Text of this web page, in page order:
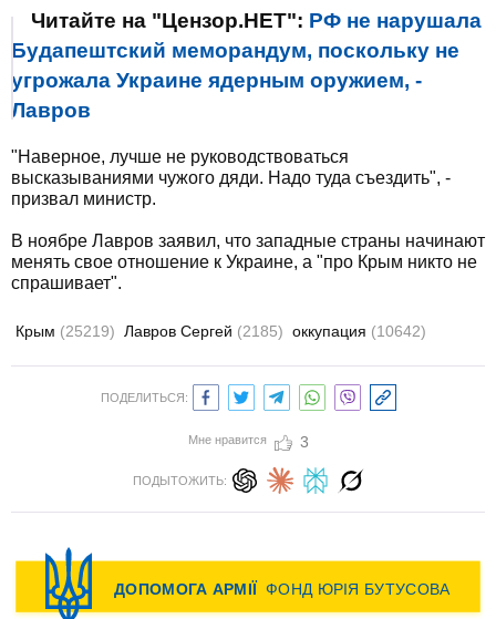
Читайте на "Цензор.НЕТ": РФ не нарушала
Будапештский меморандум, поскольку не
угрожала Украине ядерным оружием, -
Лавров
"Наверное, лучше не руководствоваться
высказываниями чужого дяди. Надо туда съездить", -
призвал министр.
В ноябре Лавров заявил, что западные страны начинают
менять свое отношение к Украине, а "про Крым никто не
спрашивает".
Крым (25219) Лавров Сергей (2185) оккупация (10642)
ПОДЕЛИТЬСЯ:
Мне нравится 3
ПОДЫТОЖИТЬ: